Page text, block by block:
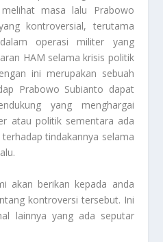
masa lalu Prabowo
kontroversial, terutama
operasi militer yang
HAM selama krisis politik
ini merupakan sebuah
Prabowo Subianto dapat
yang menghargai
atau politik sementara ada
tindakannya selama
akan berikan kepada anda
kontroversi tersebut. Ini
lainnya yang ada seputar